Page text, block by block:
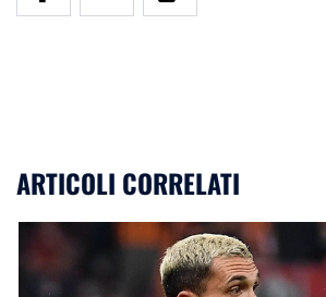
ARTICOLI CORRELATI